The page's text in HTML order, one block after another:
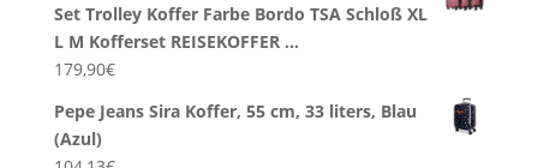
Set Trolley Koffer Farbe Bordo TSA Schloß XL
L M Kofferset REISEKOFFER …
179,90€
Pepe Jeans Sira Koffer, 55 cm, 33 liters, Blau
(Azul)